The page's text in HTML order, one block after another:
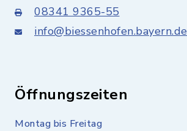
08341 9365-55
info@biessenhofen.bayern.de
Öffnungszeiten
Montag bis Freitag